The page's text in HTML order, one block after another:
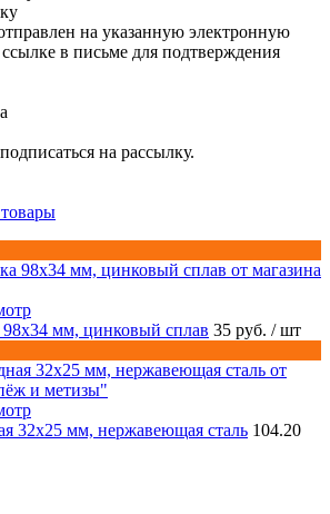
на указанную электронную
в письме для подтверждения
на рассылку.
мм, цинковый сплав 35 руб. / шт
32х25 мм, нержавеющая сталь 104.20